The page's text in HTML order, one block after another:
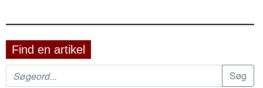
Find en artikel